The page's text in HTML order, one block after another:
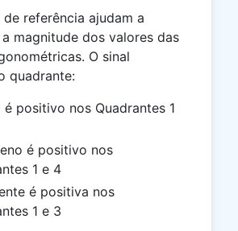
de referência ajudam a
magnitude dos valores das
O sinal
quadrante:
é positivo nos Quadrantes 1
é positivo nos
1 e 4
é positiva nos
1 e 3